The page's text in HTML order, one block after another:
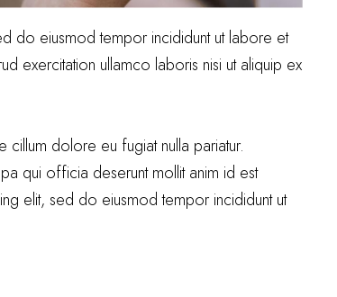
do eiusmod tempor incididunt ut labore et
exercitation ullamco laboris nisi ut aliquip ex
cillum dolore eu fugiat nulla pariatur.
qui officia deserunt mollit anim id est
elit, sed do eiusmod tempor incididunt ut